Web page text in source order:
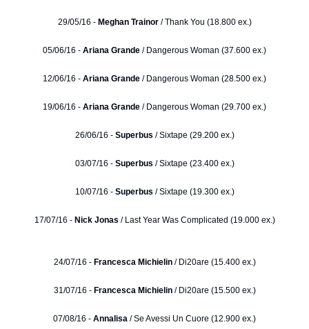
29/05/16 - Meghan Trainor/ Thank You (18.800 ex.)
05/06/16 - Ariana Grande / Dangerous Woman (37.600 ex.)
12/06/16 - Ariana Grande / Dangerous Woman (28.500 ex.)
19/06/16 - Ariana Grande / Dangerous Woman (29.700 ex.)
26/06/16 - Superbus / Sixtape (29.200 ex.)
03/07/16 - Superbus / Sixtape (23.400 ex.)
10/07/16 - Superbus / Sixtape (19.300 ex.)
17/07/16 - Nick Jonas / Last Year Was Complicated (19.000 ex.)
24/07/16 - Francesca Michielin/ Di20are (15.400 ex.)
31/07/16 - Francesca Michielin/ Di20are (15.500 ex.)
07/08/16 - Annalisa / Se Avessi Un Cuore (12.900 ex.)